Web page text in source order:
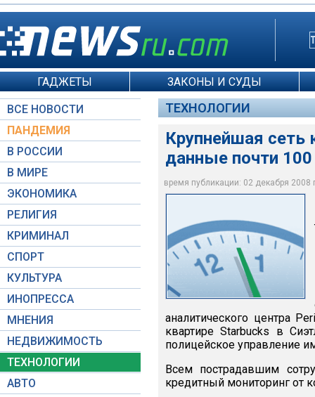
ГАДЖЕТЫ ЗАКОНЫ И СУДЫ
ВСЕ НОВОСТИ
ПАНДЕМИЯ
В РОССИИ
В МИРЕ
ЭКОНОМИКА
РЕЛИГИЯ
КРИМИНАЛ
СПОРТ
КУЛЬТУРА
ИНОПРЕССА
МНЕНИЯ
НЕДВИЖИМОСТЬ
ТЕХНОЛОГИИ
АВТО
ТЕХНОЛОГИИ
Крупнейшая сеть
данные почти
время публикации: 02 декабря 2008
RTVi
аналитического центра
квартире Starbucks в
полицейское управление
Всем пострадавшим
кредитный мониторинг от